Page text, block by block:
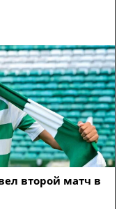
второй матч в